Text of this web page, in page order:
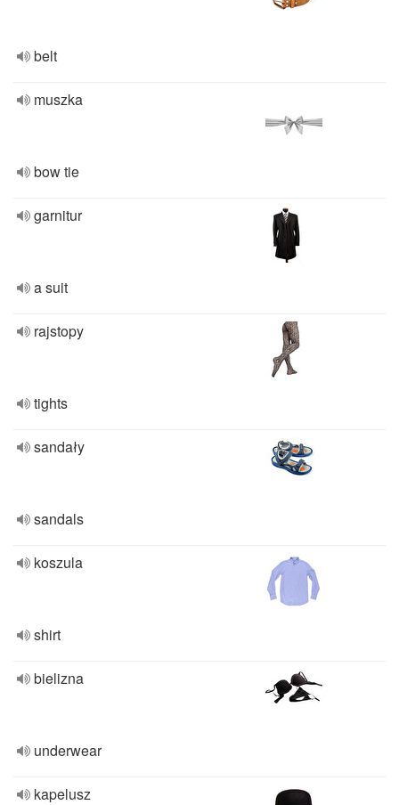
belt
muszka
bow tie
garnitur
a suit
rajstopy
tights
sandały
sandals
koszula
shirt
bielizna
underwear
kapelusz